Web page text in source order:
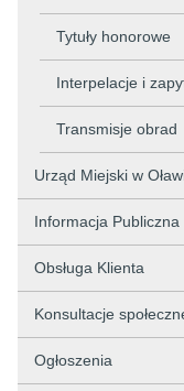
Tytuły honorowe
Interpelacje i
Transmisje obrad
Urząd Miejski w
Informacja Publiczna
Obsługa Klienta
Konsultacje
Ogłoszenia